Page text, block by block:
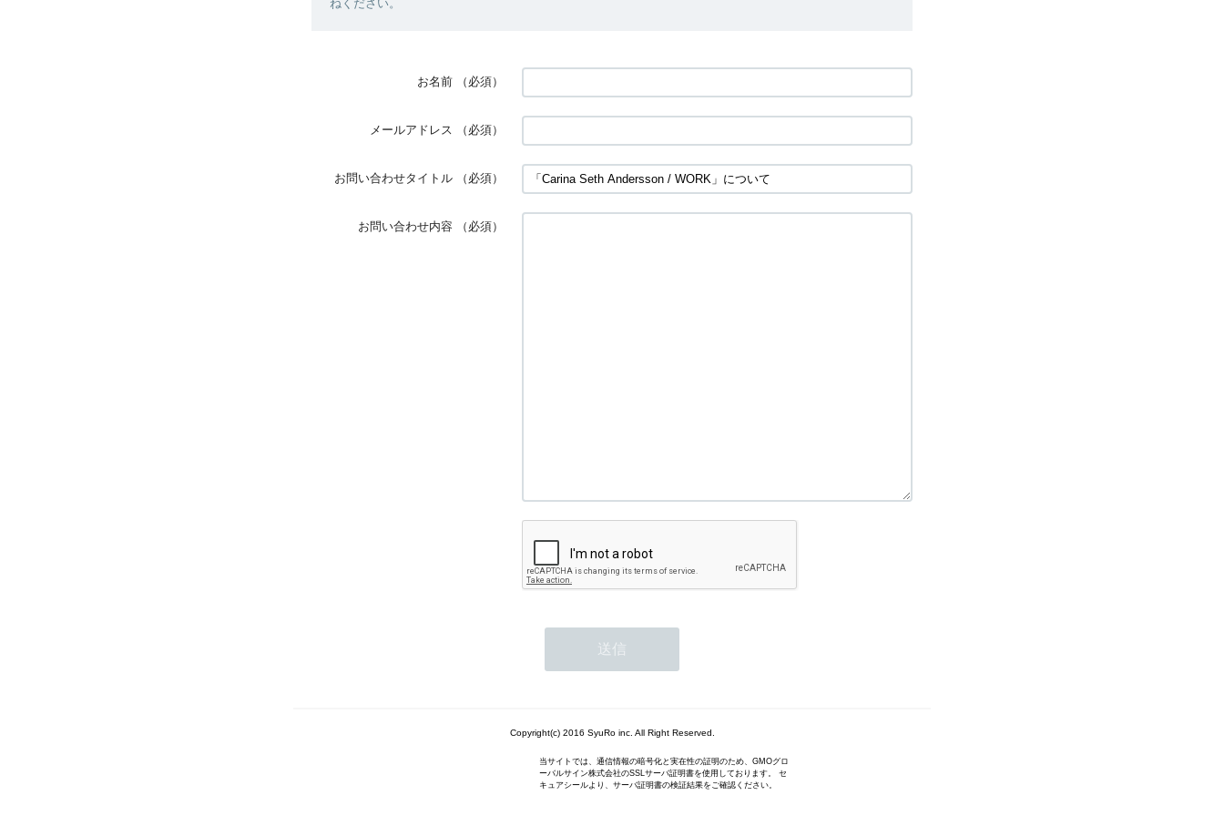
ねください。
お名前 （必須）
メールアドレス （必須）
お問い合わせタイトル （必須）
お問い合わせ内容 （必須）
Copyright(c) 2016 SyuRo inc. All Right Reserved.
当サイトでは、通信情報の暗号化と実在性の証明のため、GMOグロ
ーバルサイン株式会社のSSLサーバ証明書を使用しております。 セ
キュアシールより、サーバ証明書の検証結果をご確認ください。